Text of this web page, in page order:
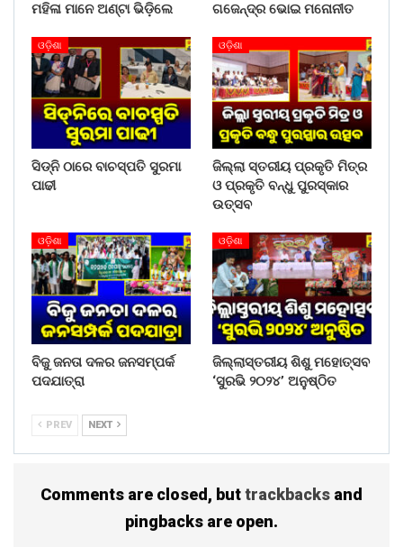
ମହିଳା ମାନେ ଅଣ୍ଟା ଭିଡ଼ିଲେ
ଗଜେନ୍ଦ୍ର ଭୋଇ ମନୋନୀତ
ଓଡ଼ିଶା
ସିଡ୍‌ନି ଠାରେ ବାଚସ୍ପତି ସୁରମା
ପାଢୀ
ଓଡ଼ିଶା
ଜିଲ୍ଲା ସ୍ତରୀୟ ପ୍ରକୃତି ମିତ୍ର
ଓ ପ୍ରକୃତି ବନ୍ଧୁ ପୁରସ୍କାର
ଉତ୍ସବ
ଓଡ଼ିଶା
ବିଜୁ ଜନତା ଦଳର ଜନସମ୍ପର୍କ
ପଦଯାତ୍ରା
ଓଡ଼ିଶା
ଜିଲ୍ଲାସ୍ତରୀୟ ଶିଶୁ ମହୋତ୍ସବ
‘ସୁରଭି ୨୦୨୪’ ଅନୁଷ୍ଠିତ
PREV NEXT
Comments are closed, buttrackbacks and
pingbacks are open.